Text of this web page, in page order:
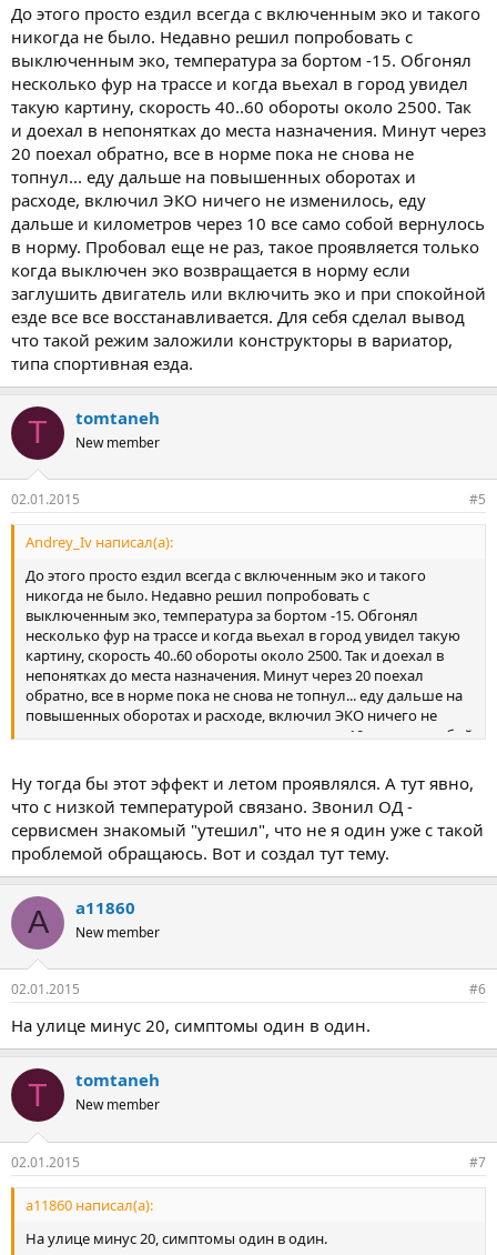
До этого просто ездил всегда с включенным эко и такого
никогда не было. Недавно решил попробовать с
выключенным эко, температура за бортом -15. Обгонял
несколько фур на трассе и когда вьехал в город увидел
такую картину, скорость 40..60 обороты около 2500. Так
и доехал в непонятках до места назначения. Минут через
20 поехал обратно, все в норме пока не снова не
топнул... еду дальше на повышенных оборотах и
расходе, включил ЭКО ничего не изменилось, еду
дальше и километров через 10 все само собой вернулось
в норму. Пробовал еще не раз, такое проявляется только
когда выключен эко возвращается в норму если
заглушить двигатель или включить эко и при спокойной
езде все все восстанавливается. Для себя сделал вывод
что такой режим заложили конструкторы в вариатор,
типа спортивная езда.
T tomtaneh
New member
02.01.2015 #5
Andrey_Iv написал(а):
До этого просто ездил всегда с включенным эко и такого
никогда не было. Недавно решил попробовать с
выключенным эко, температура за бортом -15. Обгонял
несколько фур на трассе и когда вьехал в город увидел такую
картину, скорость 40..60 обороты около 2500. Так и доехал в
непонятках до места назначения. Минут через 20 поехал
обратно, все в норме пока не снова не топнул... еду дальше на
повышенных оборотах и расходе, включил ЭКО ничего не
изменилось, еду дальше и километров через 10 все само собой
только когда выключен эко возвращается в норму если
заглушить двигатель или включить эко и при спокойной езде
все все восстанавливается. Для себя сделал вывод что такой
режим заложили конструкторы в вариатор, типа спортивная
езда.
Ну тогда бы этот эффект и летом проявлялся. А тут явно,
что с низкой температурой связано. Звонил ОД -
сервисмен знакомый "утешил", что не я один уже с такой
проблемой обращаюсь. Вот и создал тут тему.
A a11860
New member
02.01.2015 #6
На улице минус 20, симптомы один в один.
T tomtaneh
New member
02.01.2015 #7
a11860 написал(а):
На улице минус 20, симптомы один в один.